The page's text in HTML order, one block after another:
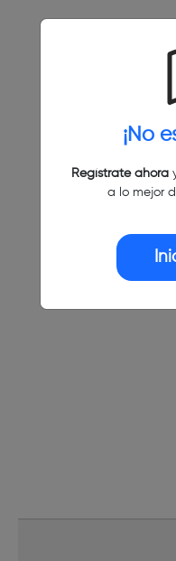
¡No
Regístrate ahora
a lo mejor